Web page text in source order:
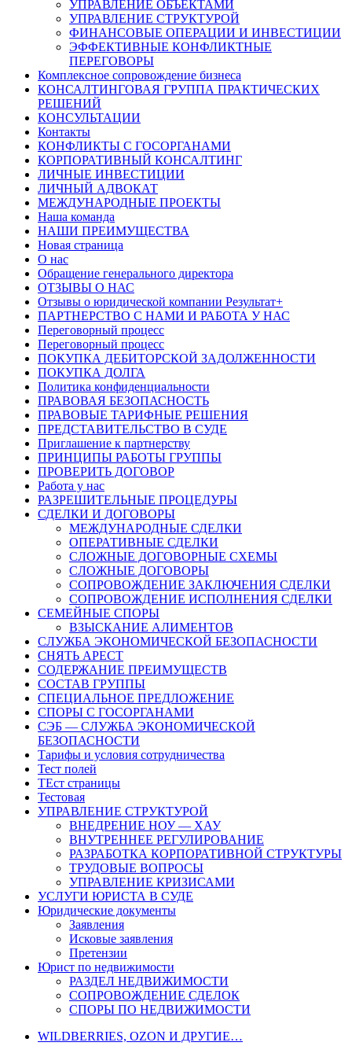
УПРАВЛЕНИЕ ОБЪЕКТАМИ
УПРАВЛЕНИЕ СТРУКТУРОЙ
ФИНАНСОВЫЕ ОПЕРАЦИИ И ИНВЕСТИЦИИ
ЭФФЕКТИВНЫЕ КОНФЛИКТНЫЕ
ПЕРЕГОВОРЫ
Комплексное сопровождение бизнеса
КОНСАЛТИНГОВАЯ ГРУППА ПРАКТИЧЕСКИХ
РЕШЕНИЙ
КОНСУЛЬТАЦИИ
Контакты
КОНФЛИКТЫ С ГОСОРГАНАМИ
КОРПОРАТИВНЫЙ КОНСАЛТИНГ
ЛИЧНЫЕ ИНВЕСТИЦИИ
ЛИЧНЫЙ АДВОКАТ
МЕЖДУНАРОДНЫЕ ПРОЕКТЫ
Наша команда
НАШИ ПРЕИМУЩЕСТВА
Новая страница
О нас
Обращение генерального директора
ОТЗЫВЫ О НАС
Отзывы о юридической компании Результат+
ПАРТНЕРСТВО С НАМИ И РАБОТА У НАС
Переговорный процесс
Переговорный процесс
ПОКУПКА ДЕБИТОРСКОЙ ЗАДОЛЖЕННОСТИ
ПОКУПКА ДОЛГА
Политика конфиденциальности
ПРАВОВАЯ БЕЗОПАСНОСТЬ
ПРАВОВЫЕ ТАРИФНЫЕ РЕШЕНИЯ
ПРЕДСТАВИТЕЛЬСТВО В СУДЕ
Приглашение к партнерству
ПРИНЦИПЫ РАБОТЫ ГРУППЫ
ПРОВЕРИТЬ ДОГОВОР
Работа у нас
РАЗРЕШИТЕЛЬНЫЕ ПРОЦЕДУРЫ
СДЕЛКИ И ДОГОВОРЫ
МЕЖДУНАРОДНЫЕ СДЕЛКИ
ОПЕРАТИВНЫЕ СДЕЛКИ
СЛОЖНЫЕ ДОГОВОРНЫЕ СХЕМЫ
СЛОЖНЫЕ ДОГОВОРЫ
СОПРОВОЖДЕНИЕ ЗАКЛЮЧЕНИЯ СДЕЛКИ
СОПРОВОЖДЕНИЕ ИСПОЛНЕНИЯ СДЕЛКИ
СЕМЕЙНЫЕ СПОРЫ
ВЗЫСКАНИЕ АЛИМЕНТОВ
СЛУЖБА ЭКОНОМИЧЕСКОЙ БЕЗОПАСНОСТИ
СНЯТЬ АРЕСТ
СОДЕРЖАНИЕ ПРЕИМУЩЕСТВ
СОСТАВ ГРУППЫ
СПЕЦИАЛЬНОЕ ПРЕДЛОЖЕНИЕ
СПОРЫ С ГОСОРГАНАМИ
СЭБ — СЛУЖБА ЭКОНОМИЧЕСКОЙ
БЕЗОПАСНОСТИ
Тарифы и условия сотрудничества
Тест полей
ТЕст страницы
Тестовая
УПРАВЛЕНИЕ СТРУКТУРОЙ
ВНЕДРЕНИЕ НОУ — ХАУ
ВНУТРЕННЕЕ РЕГУЛИРОВАНИЕ
РАЗРАБОТКА КОРПОРАТИВНОЙ СТРУКТУРЫ
ТРУДОВЫЕ ВОПРОСЫ
УПРАВЛЕНИЕ КРИЗИСАМИ
УСЛУГИ ЮРИСТА В СУДЕ
Юридические документы
Заявления
Исковые заявления
Претензии
Юрист по недвижимости
РАЗДЕЛ НЕДВИЖИМОСТИ
СОПРОВОЖДЕНИЕ СДЕЛОК
СПОРЫ ПО НЕДВИЖИМОСТИ
WILDBERRIES, OZON И ДРУГИЕ…